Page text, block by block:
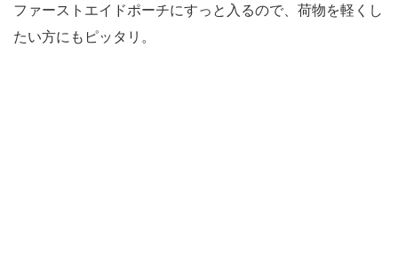
ファーストエイドポーチにすっと入るので、荷物を軽くし
たい方にもピッタリ。